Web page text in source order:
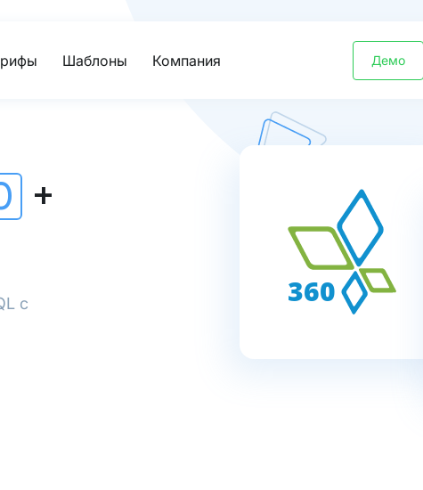
Шаблоны Компания Демо
+
с